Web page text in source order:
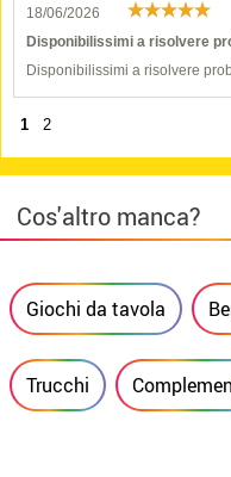
18/06/2026
Disponibilissimi a risolvere
Disponibilissimi a risolvere
1 2
Cos'altro manca?
Giochi da tavola
Trucchi